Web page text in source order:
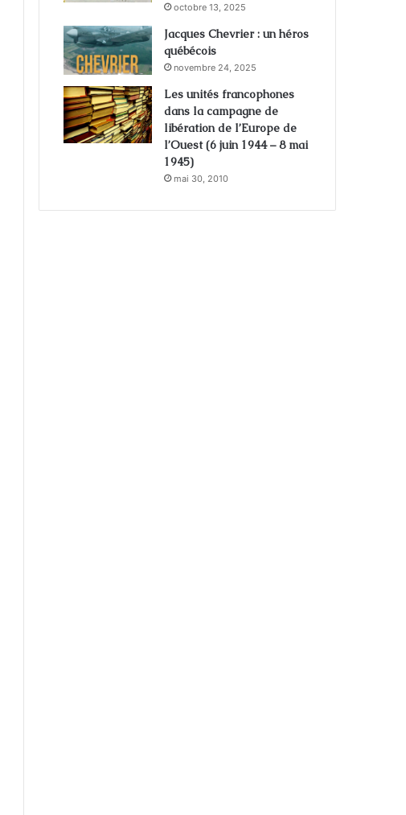
octobre 13, 2025
Jacques Chevrier : un héros
québécois
novembre 24, 2025
Les unités francophones
dans la campagne de
libération de l’Europe de
l’Ouest (6 juin 1944 – 8 mai
1945)
mai 30, 2010